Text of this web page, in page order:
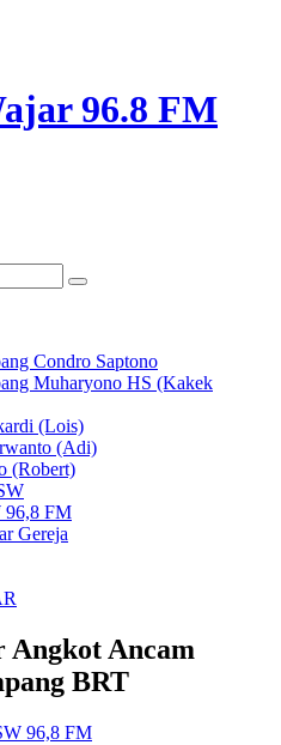
96.8 FM
Condro Saptono
Muharyono HS (Kakek
(Lois)
(Adi)
(Robert)
96,8 FM
Gereja
Angkot Ancam
BRT
96,8 FM